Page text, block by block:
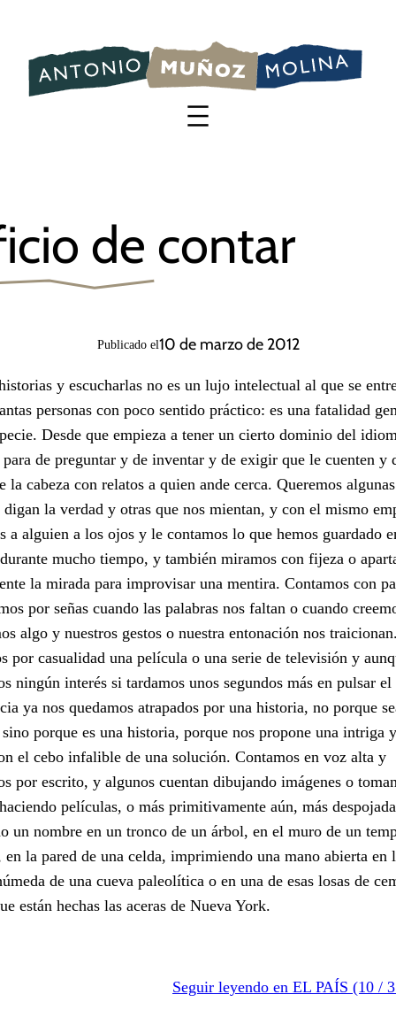
contenido
de contar
Publicado el10 de marzo de 2012
y escucharlas no es un lujo intelectual al que se
personas con poco sentido práctico: es una fatalidad
Desde que empieza a tener un cierto dominio del
de preguntar y de inventar y de exigir que le cuenten y
la cabeza con relatos a quien ande cerca. Queremos
digan la verdad y otras que nos mientan, y con el mismo
a alguien a los ojos y le contamos lo que hemos guardado
mucho tiempo, y también miramos con fijeza o
la mirada para improvisar una mentira. Contamos con
por señas cuando las palabras nos faltan o cuando
algo y nuestros gestos o nuestra entonación nos
por casualidad una película o una serie de televisión y
ningún interés si tardamos unos segundos más en pulsar el
ya nos quedamos atrapados por una historia, no porque
porque es una historia, porque nos propone una intriga
el cebo infalible de una solución. Contamos en voz alta y
por escrito, y algunos cuentan dibujando imágenes o
películas, o más primitivamente aún, más
un nombre en un tronco de un árbol, en el muro de un
en la pared de una celda, imprimiendo una mano abierta en
de una cueva paleolítica o en una de esas losas de
están hechas las aceras de Nueva York.
Seguir leyendo en EL PAÍS (10 /